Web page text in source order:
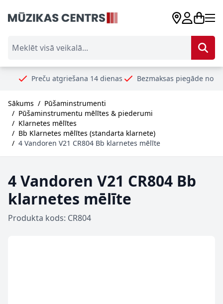
atgriešana 14 dienas Bezmaksas piegāde no 99€
Sākums / Pūšaminstrumenti
/ Pūšaminstrumentu mēlītes & piederumi
/ Klarnetes mēlītes
/ Bb Klarnetes mēlītes (standarta klarnete)
/ 4 Vandoren V21 CR804 Bb klarnetes mēlīte
4 Vandoren V21 CR804 Bb
klarnetes mēlīte
Produkta kods: CR804